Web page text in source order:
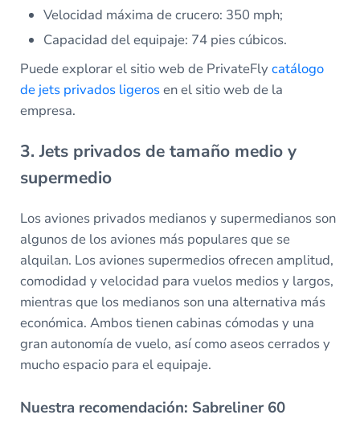
Velocidad máxima de crucero: 350 mph;
Capacidad del equipaje: 74 pies cúbicos.
Puede explorar el sitio web de PrivateFlycatálogo
de jets privados ligerosen el sitio web de la
empresa.
3. Jets privados de tamaño medio y
supermedio
Los aviones privados medianos y supermedianos son
algunos de los aviones más populares que se
alquilan. Los aviones supermedios ofrecen amplitud,
comodidad y velocidad para vuelos medios y largos,
mientras que los medianos son una alternativa más
económica. Ambos tienen cabinas cómodas y una
gran autonomía de vuelo, así como aseos cerrados y
mucho espacio para el equipaje.
Nuestra recomendación: Sabreliner 60